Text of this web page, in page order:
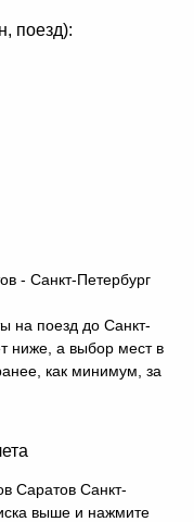
поезд):
- Санкт-Петербург
на поезд до Санкт-
ниже, а выбор мест в
как минимум, за
Саратов Санкт-
выше и нажмите